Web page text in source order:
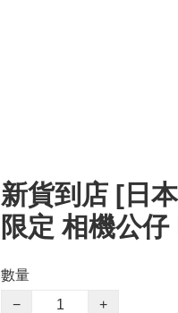
新貨到店 [日
限定 相機公
數量
−
+